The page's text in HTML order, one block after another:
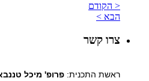
< הקודם
הבא >
צרו קשר
ראשת התכנית: פרופ' מיכל